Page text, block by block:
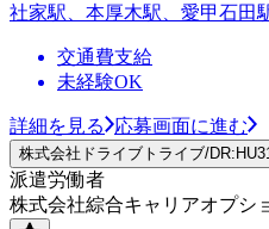
社家駅、本厚木駅、愛甲石田
交通費支給
未経験OK
詳細を見る 応募画面に進む
株式会社ドライブトライブ/
派遣労働者
株式会社綜合キャリアオプシ